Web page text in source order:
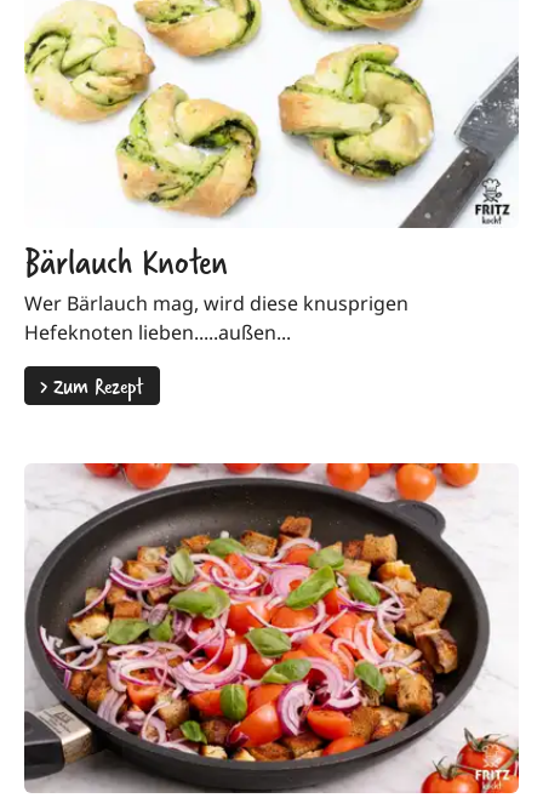
Bärlauch Knoten
Wer Bärlauch mag, wird diese knusprigen
Hefeknoten lieben.....außen...
>Zum Rezept